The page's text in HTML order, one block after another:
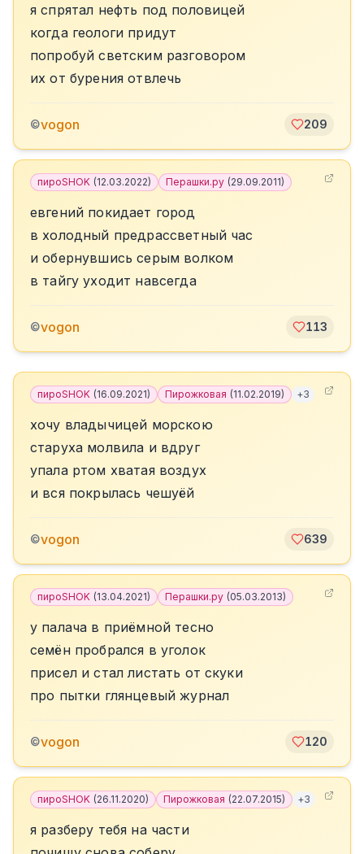
я спрятал нефть под половицей
когда геологи придут
попробуй светским разговором
их от бурения отвлечь
©vogon 209
пироSHOK (12.03.2022) Перашки.ру (29.09.2011)
евгений покидает город
в холодный предрассветный час
и обернувшись серым волком
в тайгу уходит навсегда
©vogon 113
пироSHOK (16.09.2021) Пирожковая (11.02.2019) +3
хочу владычицей морскою
старуха молвила и вдруг
упала ртом хватая воздух
и вся покрылась чешуёй
©vogon 639
пироSHOK (13.04.2021) Перашки.ру (05.03.2013)
у палача в приёмной тесно
семён пробрался в уголок
присел и стал листать от скуки
про пытки глянцевый журнал
©vogon 120
пироSHOK (26.11.2020) Пирожковая (22.07.2015) +3
я разберу тебя на части